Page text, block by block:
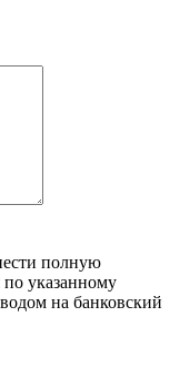
полную
по указанному
на банковский